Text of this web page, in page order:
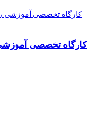
کارگاه تخصصی